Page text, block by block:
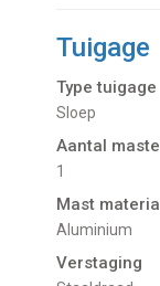
Tuigage
Type tuigage
Sloep
Aantal
1
Mast
Aluminium
Verstaging